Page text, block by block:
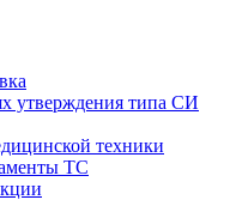
утверждения типа СИ
техники
ТС